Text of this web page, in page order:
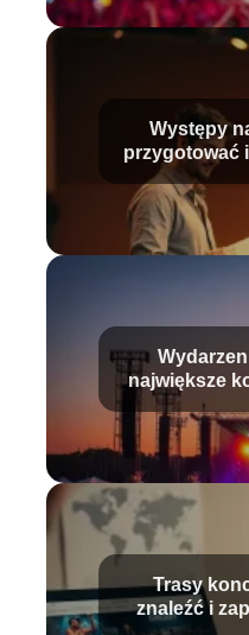
Występy
przygotować
największe
Trasy
znaleźć i